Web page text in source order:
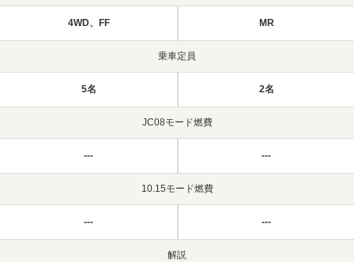
4WD、FF MR
乗車定員
5名 2名
JC08モード燃費
--- ---
10.15モード燃費
--- ---
解説